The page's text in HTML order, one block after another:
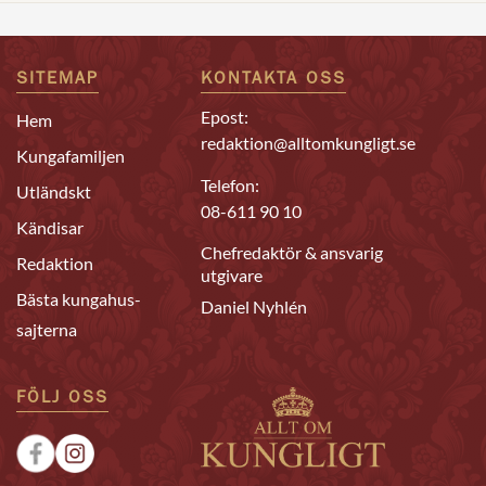
SITEMAP
Hem
Kungafamiljen
Utländskt
Kändisar
Redaktion
Bästa kungahus-
sajterna
KONTAKTA OSS
Epost:
redaktion@alltomkungligt.se
Telefon:
08-611 90 10
Chefredaktör & ansvarig
utgivare
Daniel Nyhlén
FÖLJ OSS